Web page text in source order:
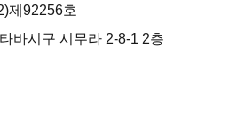
제92256호
바시구 시무라 2-8-1 2층